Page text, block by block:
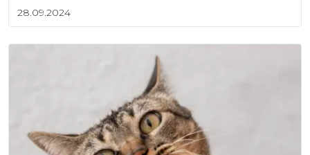
28.09.2024